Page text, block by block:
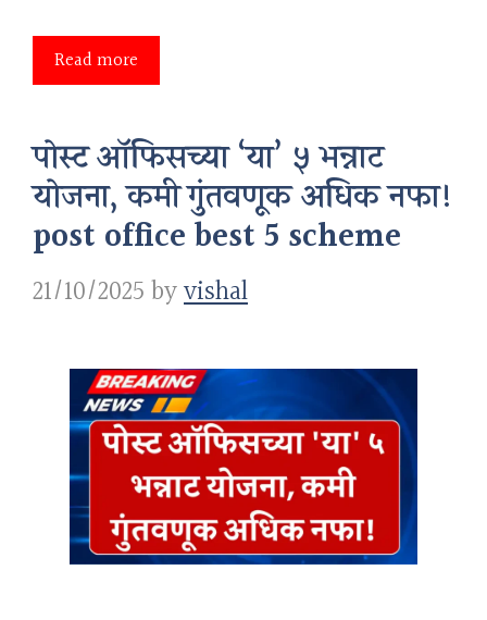
Read more
पोस्ट ऑफिसच्या ‘या’ ५ भन्नाट
योजना, कमी गुंतवणूक अधिक नफा!
post office best 5 scheme
21/10/2025byvishal